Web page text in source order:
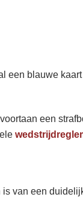
een blauwe
een
van een